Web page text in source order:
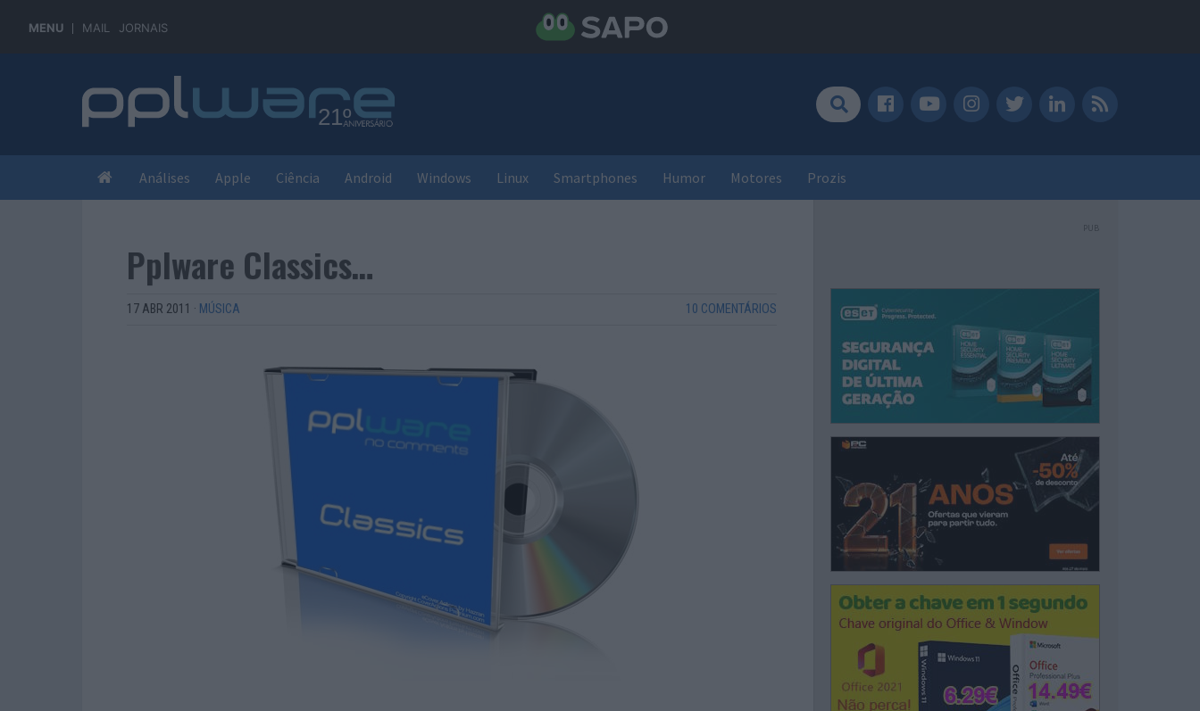
MENU MAIL JORNAIS
Análises Apple Ciência Android Windows Linux Smartphones Humor Motores Prozis
Pplware Classics…
17 ABR 2011 · MÚSICA 10 COMENTÁRIOS
PUB